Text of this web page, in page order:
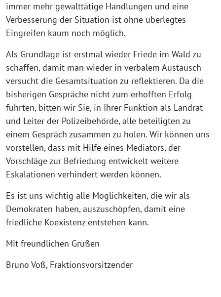
immer mehr gewalttätige Handlungen und eine
Verbesserung der Situation ist ohne überlegtes
Eingreifen kaum noch möglich.
Als Grundlage ist erstmal wieder Friede im Wald zu
schaffen, damit man wieder in verbalem Austausch
versucht die Gesamtsituation zu reflektieren. Da die
bisherigen Gespräche nicht zum erhofften Erfolg
führten, bitten wir Sie, in Ihrer Funktion als Landrat
und Leiter der Polizeibehörde, alle beteiligten zu
einem Gespräch zusammen zu holen. Wir können uns
vorstellen, dass mit Hilfe eines Mediators, der
Vorschläge zur Befriedung entwickelt weitere
Eskalationen verhindert werden können.
Es ist uns wichtig alle Möglichkeiten, die wir als
Demokraten haben, auszuschöpfen, damit eine
friedliche Koexistenz entstehen kann.
Mit freundlichen Grüßen
Bruno Voß, Fraktionsvorsitzender